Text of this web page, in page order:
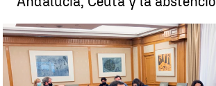
Madrid, Galicia, Cataluña, Andalucía y Ceuta
de Sanidad para aplicar restricciones por el